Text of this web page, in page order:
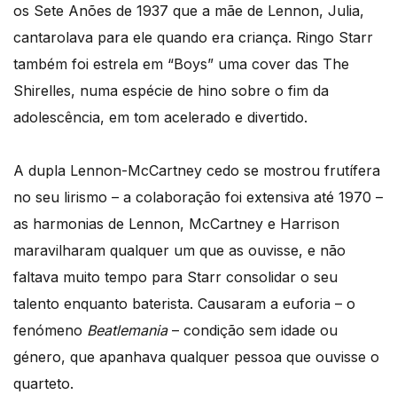
os Sete Anões de 1937 que a mãe de Lennon, Julia,
cantarolava para ele quando era criança. Ringo Starr
também foi estrela em “Boys” uma cover das The
Shirelles, numa espécie de hino sobre o fim da
adolescência, em tom acelerado e divertido.
A dupla Lennon-McCartney cedo se mostrou frutífera
no seu lirismo – a colaboração foi extensiva até 1970 –
as harmonias de Lennon, McCartney e Harrison
maravilharam qualquer um que as ouvisse, e não
faltava muito tempo para Starr consolidar o seu
talento enquanto baterista. Causaram a euforia – o
fenómeno Beatlemania– condição sem idade ou
género, que apanhava qualquer pessoa que ouvisse o
quarteto.